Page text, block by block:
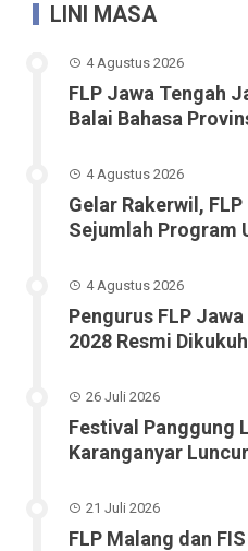
LINI MASA
4 Agustus 2026
FLP Jawa Tengah
Balai Bahasa
4 Agustus 2026
Gelar Rakerwil,
Sejumlah Program
4 Agustus 2026
Pengurus FLP
2028 Resmi
26 Juli 2026
Festival Panggung
Karanganyar
21 Juli 2026
FLP Malang dan